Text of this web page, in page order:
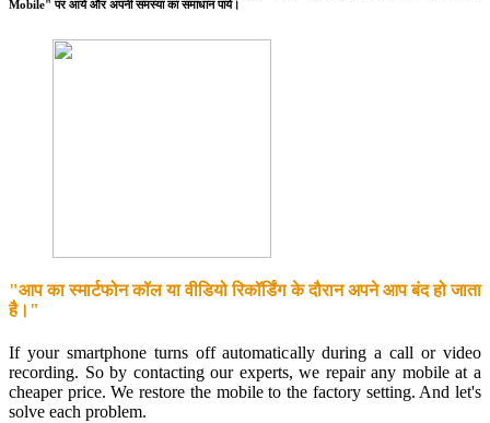
Mobile" पर आये और अपनी समस्या का समाधान पाये।
"आप का स्मार्टफोन कॉल या वीडियो रिकॉर्डिंग के दौरान अपने आप बंद हो जाता
है।"
If your smartphone turns off automatically during a call or video
recording. So by contacting our experts, we repair any mobile at a
cheaper price. We restore the mobile to the factory setting. And let's
solve each problem.